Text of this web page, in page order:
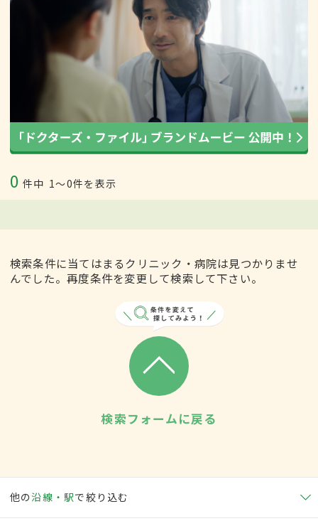
0 件中 1〜0件を表示
検索条件に当てはまるクリニック・病院は見つかりませ
んでした。再度条件を変更して検索して下さい。
検索フォームに戻る
他の沿線・駅で絞り込む